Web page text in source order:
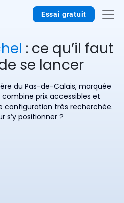
Essai gratuit
: ce qu’il faut
se lancer
du Pas-de-Calais, marquée
prix accessibles et
très recherchée.
s’y positionner ?